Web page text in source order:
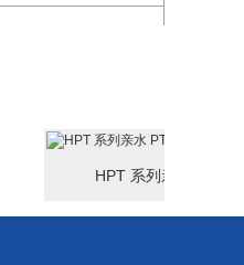
HPT 系列亲水 PTFE